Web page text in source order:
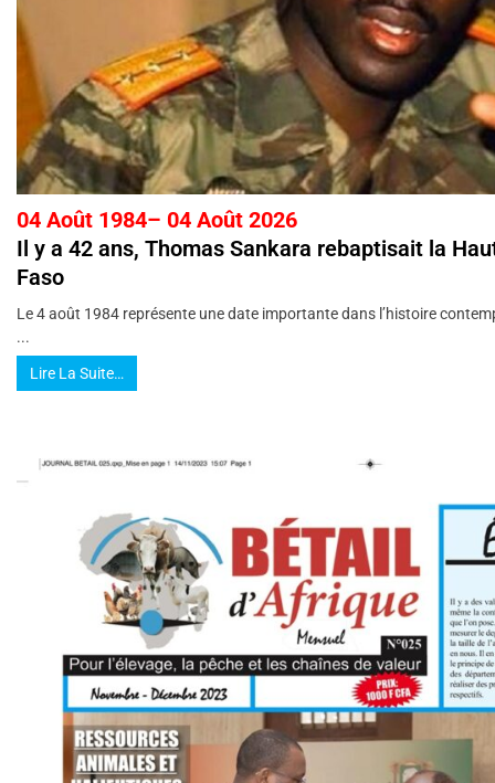
04 Août 1984– 04 Août 2026
Il y a 42 ans, Thomas Sankara rebaptisait la
Faso
Le 4 août 1984 représente une date importante dans l’histoire
...
Lire La Suite…